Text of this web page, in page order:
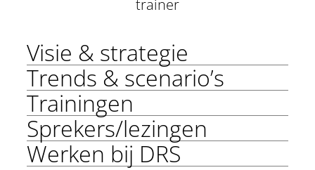
trainer
Visie & strategie
Trends & scenario’s
Trainingen
Sprekers/lezingen
Werken bij DRS